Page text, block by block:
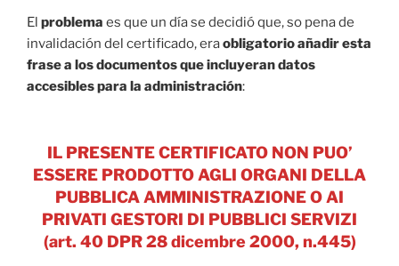
El problema es que un día se decidió que, so pena de
invalidación del certificado, eraobligatorio añadir esta
frase a los documentos que incluyeran datos
accesibles para la administración:
IL PRESENTE CERTIFICATO NON PUO’
ESSERE PRODOTTO AGLI ORGANI DELLA
PUBBLICA AMMINISTRAZIONE O AI
PRIVATI GESTORI DI PUBBLICI SERVIZI
(art. 40 DPR 28 dicembre 2000, n.445)